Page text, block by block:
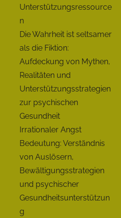
Unterstützungsressource
n
Die Wahrheit ist seltsamer
als die Fiktion:
Aufdeckung von Mythen,
Realitäten und
Unterstützungsstrategien
zur psychischen
Gesundheit
Irrationaler Angst
Bedeutung: Verständnis
von Auslösern,
Bewältigungsstrategien
und psychischer
Gesundheitsunterstützun
g